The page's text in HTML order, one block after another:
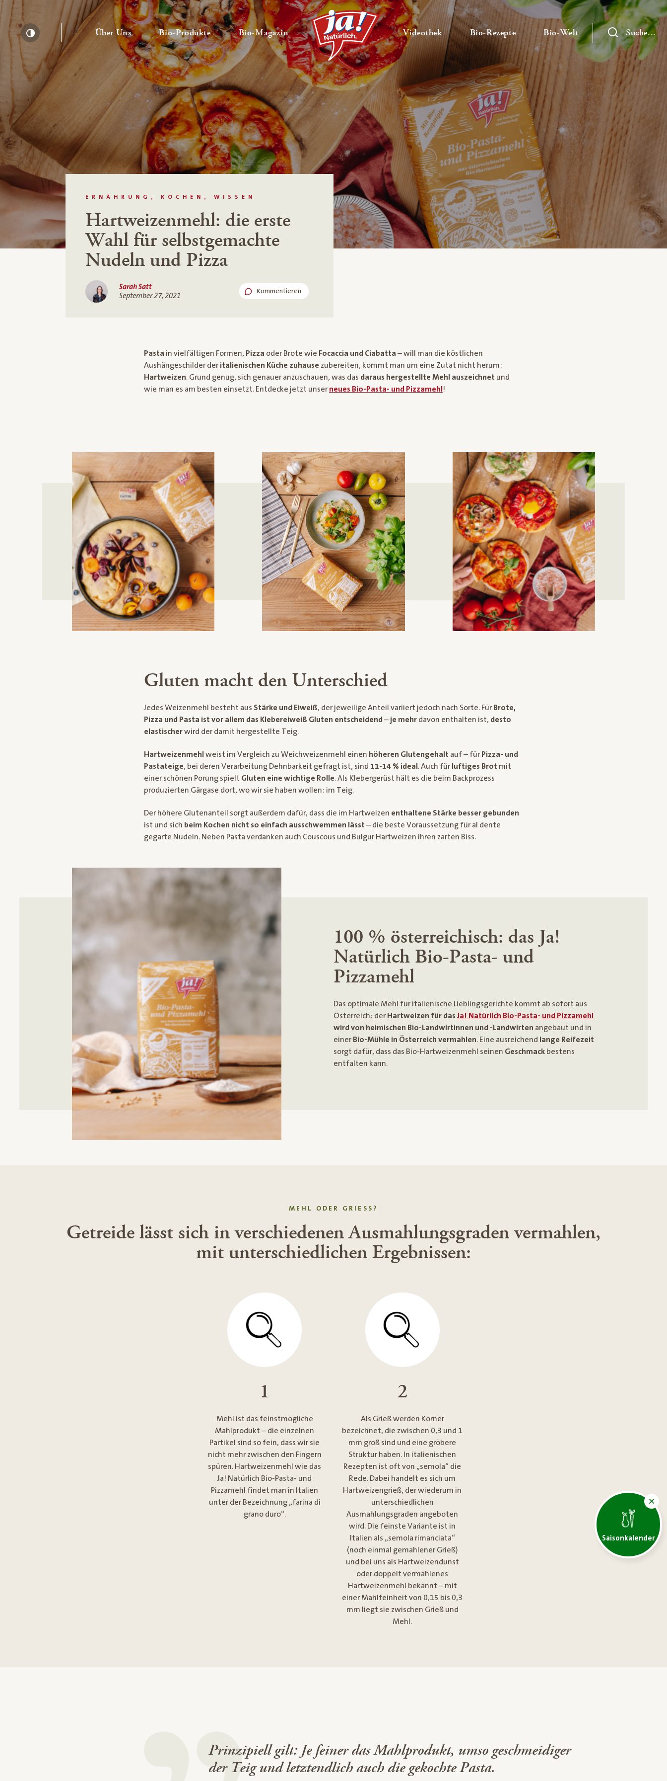
Kontrast erhöhen
Über Uns— Untermenü ausklappen
Bio-Produkte— Untermenü ausklappen
Bio-Magazin— Untermenü ausklappen Videothek— Untermenü ausklappen
Bio-Rezepte— Untermenü ausklappen
Bio-Welt — UntermenüSuche...
Saisonkalender
ERNÄHRUNG, KOCHEN, WISSEN
Hartweizenmehl: die erste
Wahl für selbstgemachte
Nudeln und Pizza
Sarah Satt
September 27, 2021
Kommentieren
Pasta in vielfältigen Formen, Pizza oder Brote wie Focaccia und Ciabatta – will man die köstlichen
Aushängeschilder der italienischen Küche zuhause zubereiten, kommt man um eine Zutat nicht herum:
Hartweizen. Grund genug, sich genauer anzuschauen, was das daraus hergestellte Mehl auszeichnet und
wie man es am besten einsetzt. Entdecke jetzt unser neues Bio-Pasta- und Pizzamehl!
Gluten macht den Unterschied
Jedes Weizenmehl besteht aus Stärke und Eiweiß, der jeweilige Anteil variiert jedoch nach Sorte. Für Brote,
Pizza und Pasta ist vor allem das Klebereiweiß Gluten entscheidend – je mehr davon enthalten ist, desto
elastischerwird der damit hergestellte Teig.
Hartweizenmehl weist im Vergleich zu Weichweizenmehl einen höheren Glutengehalt auf – für Pizza- und
Pastateige, bei deren Verarbeitung Dehnbarkeit gefragt ist, sind 11-14 % ideal. Auch für luftiges Brot mit
einer schönen Porung spielt Gluten eine wichtige Rolle. Als Klebergerüst hält es die beim Backprozess
produzierten Gärgase dort, wo wir sie haben wollen: im Teig.
Der höhere Glutenanteil sorgt außerdem dafür, dass die im Hartweizen enthaltene Stärke besser gebunden
ist und sich beim Kochen nicht so einfach ausschwemmen lässt – die beste Voraussetzung für al dente
gegarte Nudeln. Neben Pasta verdanken auch Couscous und Bulgur Hartweizen ihren zarten Biss.
100 % österreichisch: das Ja!
Natürlich Bio-Pasta- und
Pizzamehl
Das optimale Mehl für italienische Lieblingsgerichte kommt ab sofort aus
Österreich: der Hartweizen für das Ja! Natürlich Bio-Pasta- und Pizzamehl
wird von heimischen Bio-Landwirtinnen und -Landwirten angebaut und in
einer Bio-Mühle in Österreich vermahlen. Eine ausreichend lange Reifezeit
sorgt dafür, dass das Bio-Hartweizenmehl seinen Geschmack bestens
entfalten kann.
MEHL ODER GRIESS?
Getreide lässt sich in verschiedenen Ausmahlungsgraden vermahlen,
mit unterschiedlichen Ergebnissen:
1
Mehl ist das feinstmögliche
Mahlprodukt – die einzelnen
Partikel sind so fein, dass wir sie
nicht mehr zwischen den Fingern
spüren. Hartweizenmehl wie das
Ja! Natürlich Bio-Pasta- und
Pizzamehl findet man in Italien
unter der Bezeichnung „farina di
grano duro“.
2
Als Grieß werden Körner
bezeichnet, die zwischen 0,3 und 1
mm groß sind und eine gröbere
Struktur haben. In italienischen
Rezepten ist oft von „semola“ die
Rede. Dabei handelt es sich um
Hartweizengrieß, der wiederum in
unterschiedlichen
Ausmahlungsgraden angeboten
wird. Die feinste Variante ist in
Italien als „semola rimanciata“
(noch einmal gemahlener Grieß)
und bei uns als Hartweizendunst
oder doppelt vermahlenes
Hartweizenmehl bekannt – mit
einer Mahlfeinheit von 0,15 bis 0,3
mm liegt sie zwischen Grieß und
Mehl.
Prinzipiell gilt: Je feiner das Mahlprodukt, umso geschmeidiger
der Teig und letztendlich auch die gekochte Pasta.